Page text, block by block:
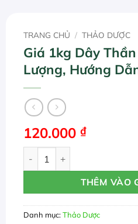
TRANG CHỦ / THẢO DƯỢC
Giá 1kg Dây
Lượng, Hướng
120.000 ₫
THÊM VÀO
Danh mục:Thảo Dược